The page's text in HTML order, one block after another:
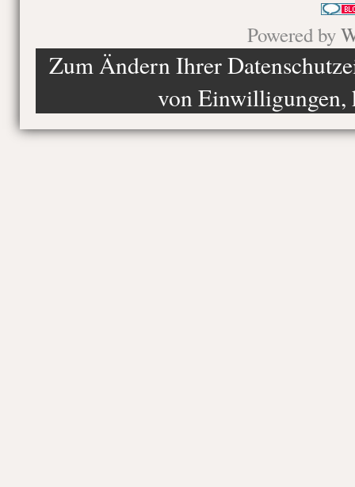
Powered by
Zum Ändern Ihrer
von